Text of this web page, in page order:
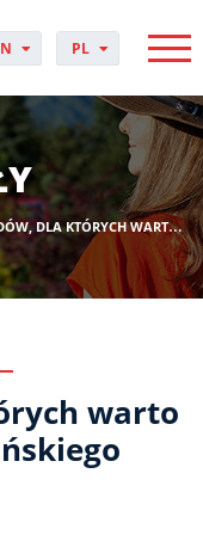
PL
DA
DE
EN
ES
FR
HR
HU
PT
SK
WARTO NAUCZYĆ SIĘ JAPOŃSKIEGO
warto